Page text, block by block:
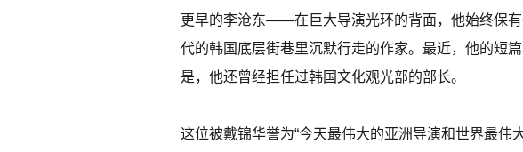
更早的李沧东——在巨大导演光环的背面，他始终保
代的韩国底层街巷里沉默行走的作家。最近，他的短
是，他还曾经担任过韩国文化观光部的部长。
这位被戴锦华誉为“今天最伟大的亚洲导演和世界最